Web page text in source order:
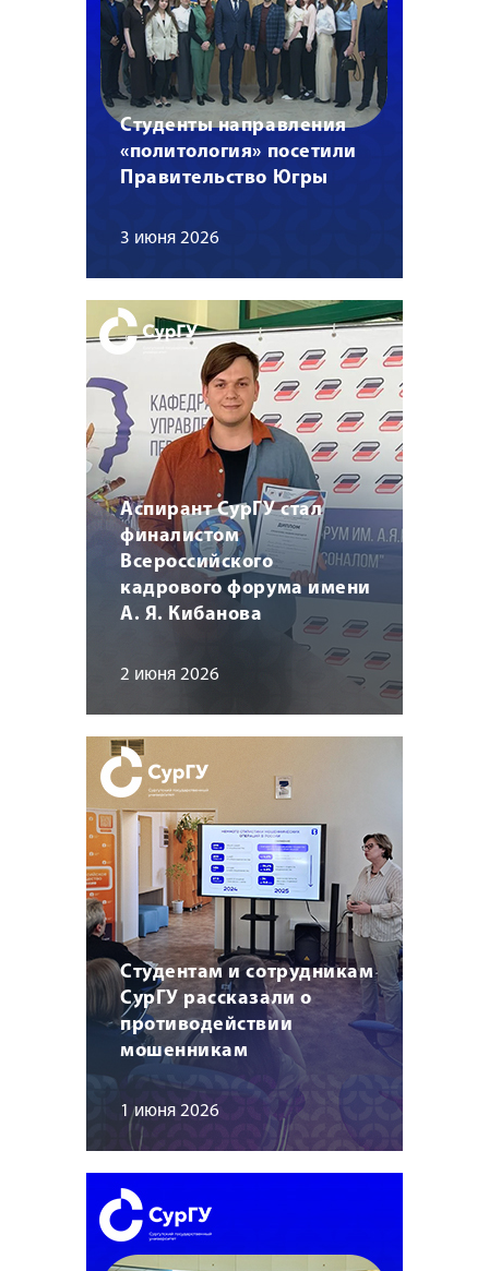
Студенты направления
«политология» посетили
Правительство Югры
3 июня 2026
Аспирант СурГУ стал
финалистом
Всероссийского
кадрового форума имени
А. Я. Кибанова
2 июня 2026
Студентам и сотрудникам
СурГУ рассказали о
противодействии
мошенникам
1 июня 2026